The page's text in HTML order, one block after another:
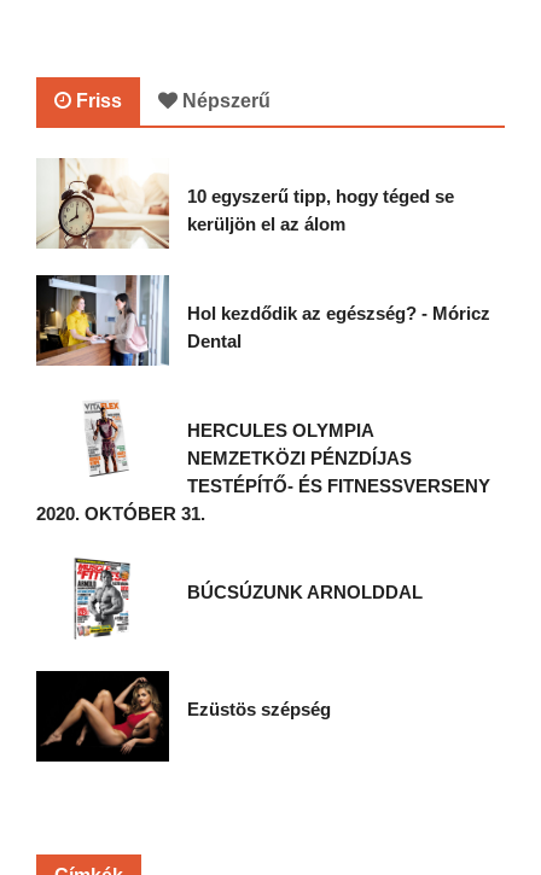
Friss Népszerű
10 egyszerű tipp, hogy téged se
kerüljön el az álom
Hol kezdődik az egészség? - Móricz
Dental
HERCULES OLYMPIA
NEMZETKÖZI PÉNZDÍJAS
TESTÉPÍTŐ- ÉS FITNESSVERSENY
2020. OKTÓBER 31.
BÚCSÚZUNK ARNOLDDAL
Ezüstös szépség